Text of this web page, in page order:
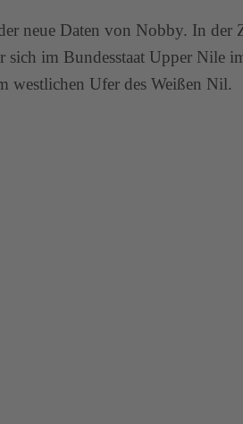
neue Daten von Nobby. In
sich im Bundesstaat Upper Nile
Ufer des Weißen Nil.